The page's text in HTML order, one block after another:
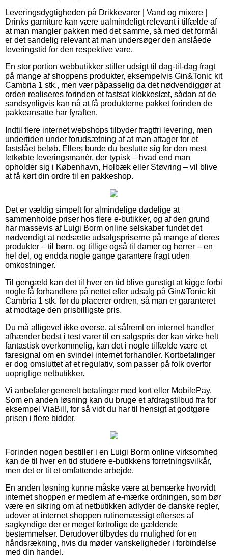
Leveringsdygtigheden på Drikkevarer | Vand og mixere |
Drinks garniture kan være ualmindeligt relevant i tilfælde af
at man mangler pakken med det samme, så med det formål
er det sandelig relevant at man undersøger den anslåede
leveringstid for den respektive vare.
En stor portion webbutikker stiller udsigt til dag-til-dag fragt
på mange af shoppens produkter, eksempelvis Gin&Tonic kit
Cambria 1 stk., men vær påpasselig da det nødvendiggør at
orden realiseres forinden et fastsat klokkeslæt, sådan at de
sandsynligvis kan nå at få produkterne pakket forinden de
pakkeansatte har fyraften.
Indtil flere internet webshops tilbyder fragtfri levering, men
undertiden under forudsætning af at man aftager for et
fastslået beløb. Ellers burde du beslutte sig for den mest
letkøbte leveringsmanér, der typisk – hvad end man
opholder sig i København, Holbæk eller Støvring – vil blive
at få kørt din ordre til en pakkeshop.
Det er vældig simpelt for almindelige dødelige at
sammenholde priser hos flere e-butikker, og af den grund
har massevis af Luigi Borm online selskaber fundet det
nødvendigt at nedsætte udsalgspriserne på mange af deres
produkter – til børn, og tillige også til damer og herrer – en
hel del, og endda nogle gange garantere fragt uden
omkostninger.
Til gengæld kan det til hver en tid blive gunstigt at kigge forbi
nogle få forhandlere på nettet efter udsalg på Gin&Tonic kit
Cambria 1 stk. før du placerer ordren, så man er garanteret
at modtage den prisbilligste pris.
Du må alligevel ikke overse, at såfremt en internet handler
afhænder bedst i test varer til en salgspris der kan virke helt
fantastisk overkommelig, kan det i nogle tilfælde være et
faresignal om en svindel internet forhandler. Kortbetalinger
er dog omsluttet af et regulativ, som passer på folk overfor
uoprigtige netbutikker.
Vi anbefaler generelt betalinger med kort eller MobilePay.
Som en anden løsning kan du bruge et afdragstilbud fra for
eksempel ViaBill, for så vidt du har til hensigt at godtgøre
prisen i flere bidder.
Forinden nogen bestiller i en Luigi Borm online virksomhed
kan de til hver en tid studere e-butikkens forretningsvilkår,
men det er tit et omfattende arbejde.
En anden løsning kunne måske være at bemærke hvorvidt
internet shoppen er medlem af e-mærke ordningen, som bør
være en sikring om at netbutikken adlyder de danske regler,
udover at internet shoppen rutinemæssigt efterses af
sagkyndige der er meget fortrolige de gældende
bestemmelser. Derudover tilbydes du mulighed for en
håndsrækning, hvis du møder vanskeligheder i forbindelse
med din handel.